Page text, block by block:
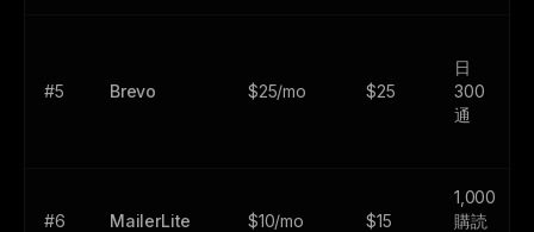
#5 Brevo $25/mo $25
日
300
通
#6 MailerLite $10/mo $15
1,000
購読